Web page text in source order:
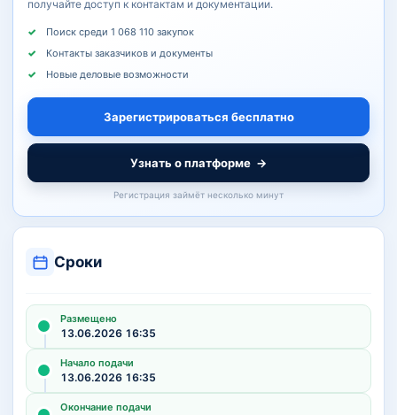
получайте доступ к контактам и документации.
Поиск среди 1 068 110 закупок
Контакты заказчиков и документы
Новые деловые возможности
Зарегистрироваться бесплатно
Узнать о платформе →
Регистрация займёт несколько минут
Сроки
Размещено
13.06.2026 16:35
Начало подачи
13.06.2026 16:35
Окончание подачи